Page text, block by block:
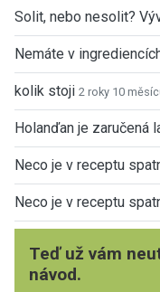
Solit, nebo nesolit?
Nemáte v
kolik stoji 2 roky 10
Holanďan je zaručená
Neco je v receptu
Neco je v receptu
Teď už vám
návod.